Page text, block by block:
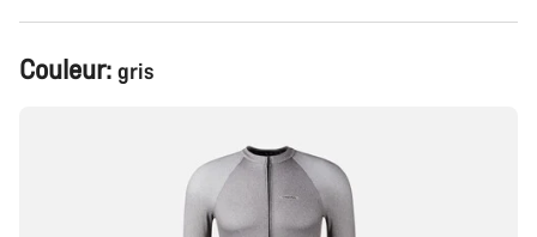
Configuration
du
Couleur: gris